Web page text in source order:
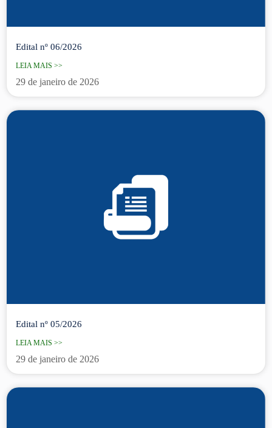
Edital nº 06/2026
LEIA MAIS >>
29 de janeiro de 2026
Edital nº 05/2026
LEIA MAIS >>
29 de janeiro de 2026